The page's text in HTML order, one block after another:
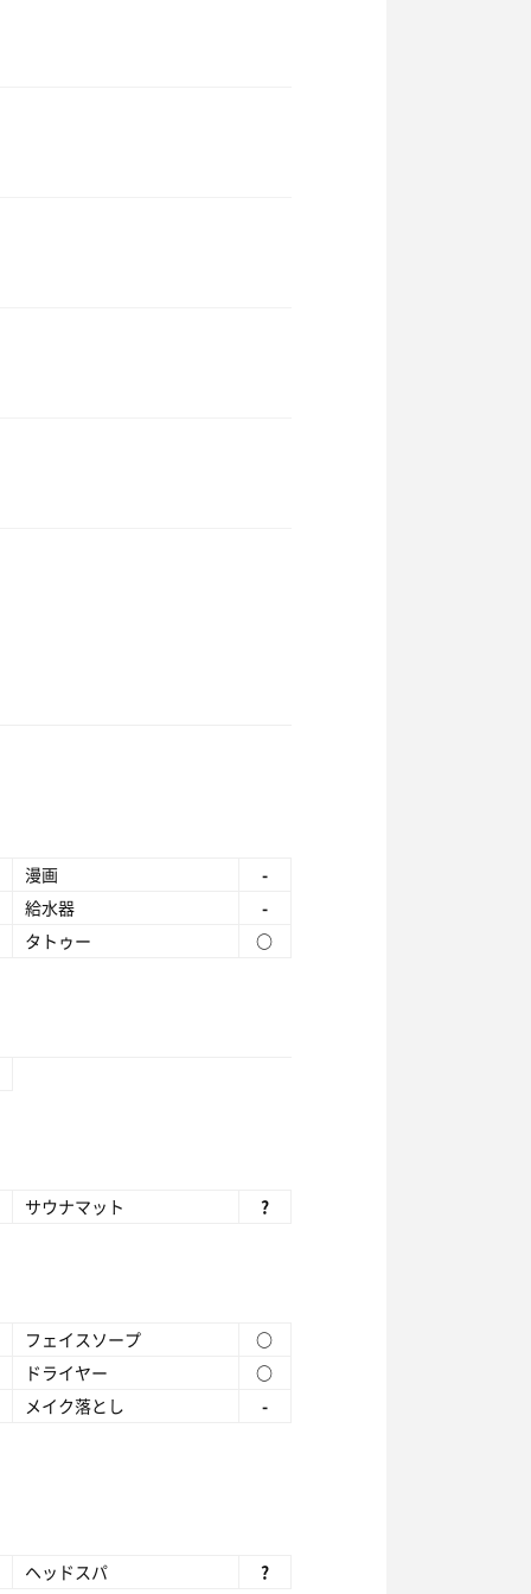
漫画
-
給水器
-
タトゥー
○
サウナマット ?
フェイスソープ
○
ドライヤー
○
メイク落とし
-
ヘッドスパ ?